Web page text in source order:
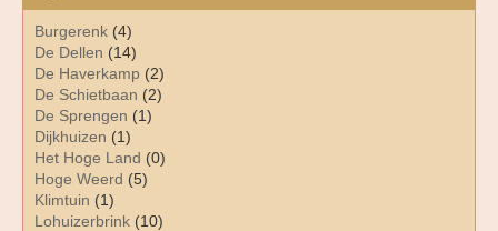
Burgerenk (4)
De Dellen (14)
De Haverkamp (2)
De Schietbaan (2)
De Sprengen (1)
Dijkhuizen (1)
Het Hoge Land (0)
Hoge Weerd (5)
Klimtuin (1)
Lohuizerbrink (10)